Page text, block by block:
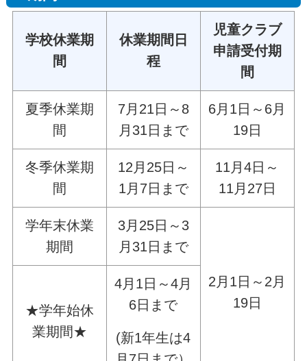
学校休業期
間
休業期間日
程
児童クラブ
申請受付期
間
夏季休業期
間
7月21日～8
月31日まで
6月1日～6月
19日
冬季休業期
間
12月25日～
1月7日まで
11月4日～
11月27日
学年末休業
期間
3月25日～3
月31日まで
2月1日～2月
19日
★学年始休
業期間★
4月1日～4月
6日まで
(新1年生は4